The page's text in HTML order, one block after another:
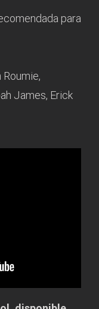
para
Roumie,
James, Erick